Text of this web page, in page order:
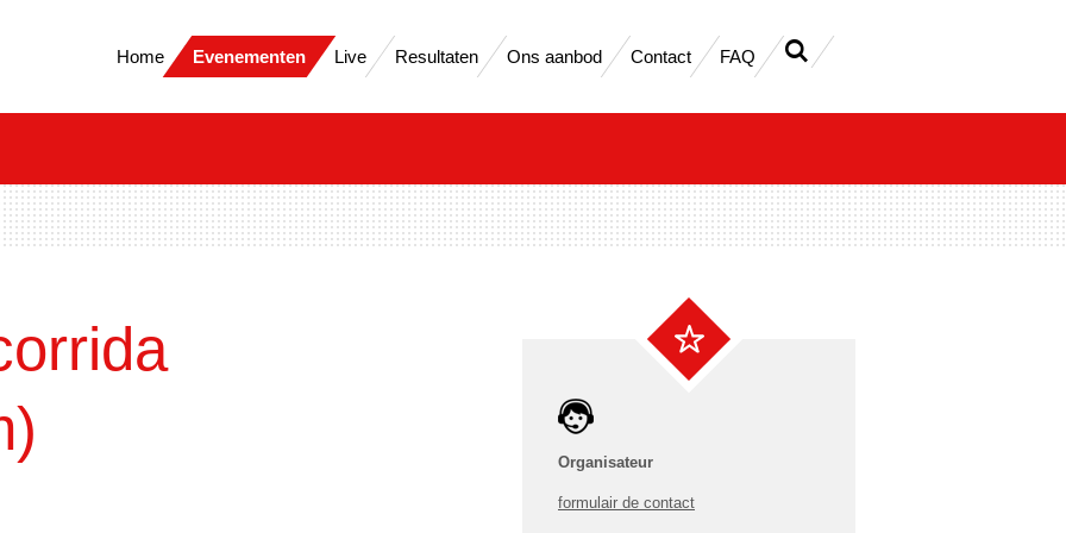
Home Evenementen Live Resultaten Ons aanbod Contact FAQ
Organisateur
formulair de contact